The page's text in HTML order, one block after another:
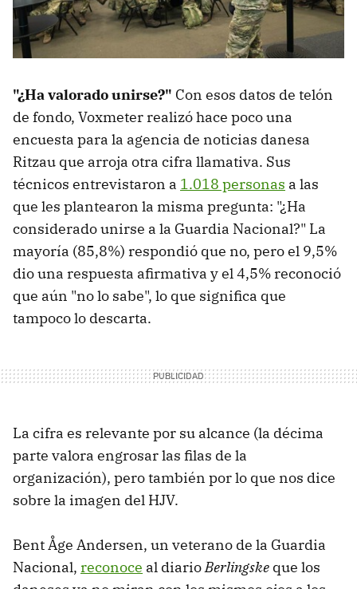
"¿Ha valorado unirse?" Con esos datos de telón
de fondo, Voxmeter realizó hace poco una
encuesta para la agencia de noticias danesa
Ritzau que arroja otra cifra llamativa. Sus
técnicos entrevistaron a 1.018 personas a las
que les plantearon la misma pregunta: "¿Ha
considerado unirse a la Guardia Nacional?" La
mayoría (85,8%) respondió que no, pero el 9,5%
dio una respuesta afirmativa y el 4,5% reconoció
que aún "no lo sabe", lo que significa que
tampoco lo descarta.
La cifra es relevante por su alcance (la décima
parte valora engrosar las filas de la
organización), pero también por lo que nos dice
sobre la imagen del HJV.
Bent Åge Andersen, un veterano de la Guardia
Nacional, reconoce al diarioBerlingske que los